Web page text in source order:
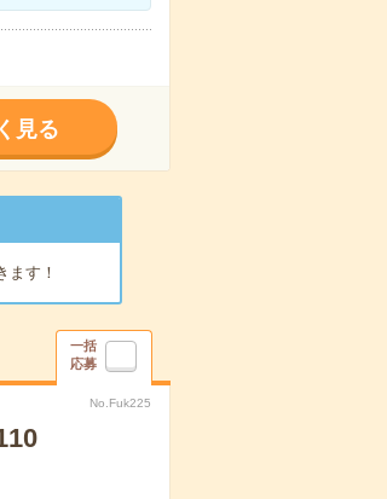
見る
ます！
一括
応募
No.Fuk225